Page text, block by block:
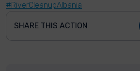
#RiverCleanupAlbania
SHARE THIS ACTION